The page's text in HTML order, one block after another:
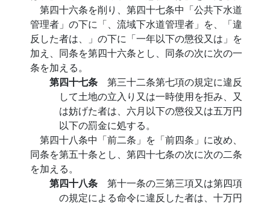
第四十六条を削り、第四十七条中「公共下水道
管理者」の下に「、流域下水道管理者」を、「違
反した者は、」の下に「一年以下の懲役又は」を
加え、同条を第四十六条とし、同条の次に次の一
条を加える。
第四十七条 第三十二条第七項の規定に違反
して土地の立入り又は一時使用を拒み、又
は妨げた者は、六月以下の懲役又は五万円
以下の罰金に処する。
第四十八条中「前二条」を「前四条」に改め、
同条を第五十条とし、第四十七条の次に次の二条
を加える。
第四十八条 第十一条の三第三項又は第四項
の規定による命令に違反した者は、十万円